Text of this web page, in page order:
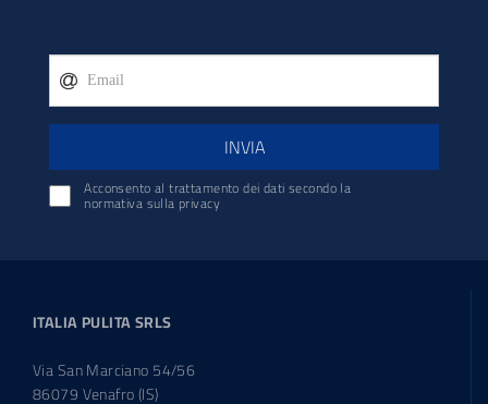
INVIA
Acconsento al trattamento dei dati secondo la
normativa sulla privacy
ITALIA PULITA SRLS
Via San Marciano 54/56
86079 Venafro (IS)